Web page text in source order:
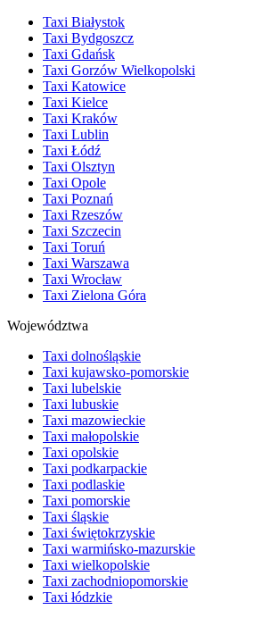
Taxi Białystok
Taxi Bydgoszcz
Taxi Gdańsk
Taxi Gorzów Wielkopolski
Taxi Katowice
Taxi Kielce
Taxi Kraków
Taxi Lublin
Taxi Łódź
Taxi Olsztyn
Taxi Opole
Taxi Poznań
Taxi Rzeszów
Taxi Szczecin
Taxi Toruń
Taxi Warszawa
Taxi Wrocław
Taxi Zielona Góra
Województwa
Taxi dolnośląskie
Taxi kujawsko-pomorskie
Taxi lubelskie
Taxi lubuskie
Taxi mazowieckie
Taxi małopolskie
Taxi opolskie
Taxi podkarpackie
Taxi podlaskie
Taxi pomorskie
Taxi śląskie
Taxi świętokrzyskie
Taxi warmińsko-mazurskie
Taxi wielkopolskie
Taxi zachodniopomorskie
Taxi łódzkie